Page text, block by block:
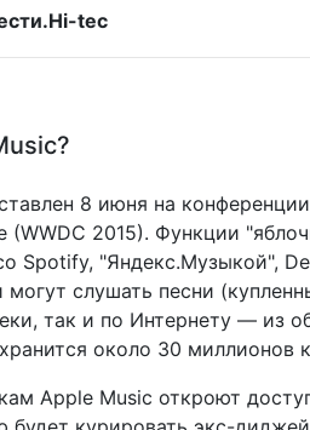
tec
8 июня на
(WWDC 2015). Функции
Spotify, "Яндекс.Музыкой",
могут слушать песни
так и по Интернету — из
около 30 миллионов
Apple Music откроют